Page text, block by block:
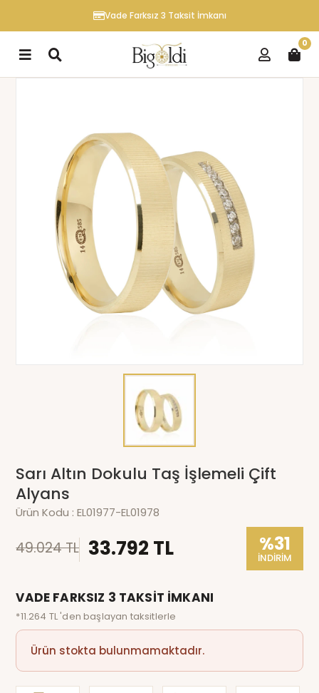
Vade Farksız 3 Taksit İmkanı
0
Sarı Altın Dokulu Taş İşlemeli Çift
Alyans
Ürün Kodu :EL01977-EL01978
49.024 TL 33.792 TL %31
İNDİRİM
VADE FARKSIZ 3 TAKSİT İMKANI
*11.264 TL 'den başlayan taksitlerle
Ürün stokta bulunmamaktadır.